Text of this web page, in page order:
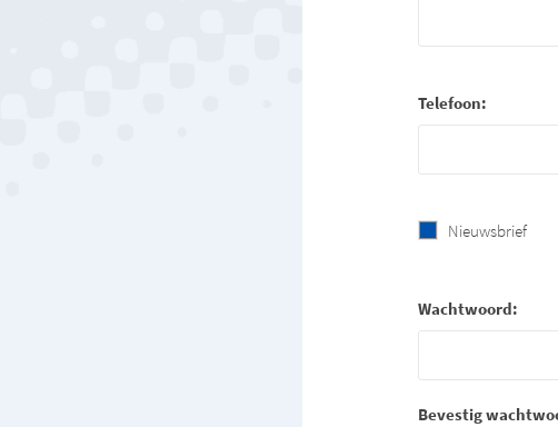
Telefoon:
Nieuwsbrief
Wachtwoord:
Bevestig